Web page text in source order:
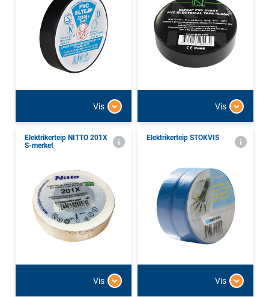
Vis Vis
Elektrikerteip NITTO 201X
S-merket
Vis
Elektrikerteip STOKVIS
Vis